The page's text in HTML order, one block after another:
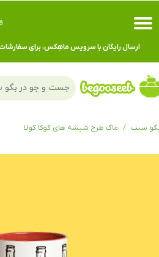
حساب کاربری من
تغییر گذر واژه
سفارشات
ارسال رایگان با سرویس ماهِکس، برای سفارشات بیش تر از
سیب ماگ طرح شیشه های کوکا کولا